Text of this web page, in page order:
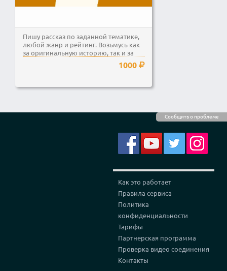
Сообщить о проблеме
Пишу рассказ по заданной тематике,
любой жанр и рейтинг. Возьмусь как
за оригинальную историю, так и за
1000
Как это работает
Правила сервиса
Политика
конфиденциальности
Тарифы
Партнерская программа
Проверка видео соединения
Контакты